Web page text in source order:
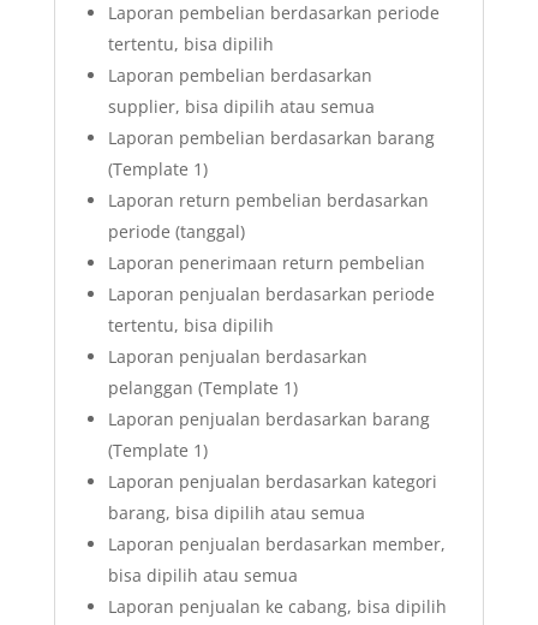
Laporan pembelian berdasarkan periode
tertentu, bisa dipilih
Laporan pembelian berdasarkan
supplier, bisa dipilih atau semua
Laporan pembelian berdasarkan barang
(Template 1)
Laporan return pembelian berdasarkan
periode (tanggal)
Laporan penerimaan return pembelian
Laporan penjualan berdasarkan periode
tertentu, bisa dipilih
Laporan penjualan berdasarkan
pelanggan (Template 1)
Laporan penjualan berdasarkan barang
(Template 1)
Laporan penjualan berdasarkan kategori
barang, bisa dipilih atau semua
Laporan penjualan berdasarkan member,
bisa dipilih atau semua
Laporan penjualan ke cabang, bisa dipilih